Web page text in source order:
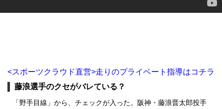
<スポーツクラウド直営>走りのプライベート指導はコチラ
藤浪選手のクセがバレている？
「野手目線」から、チェックが入った。阪神・藤浪晋太郎投手